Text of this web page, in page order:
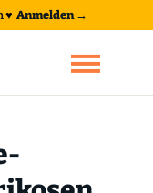
♥ Anmelden →